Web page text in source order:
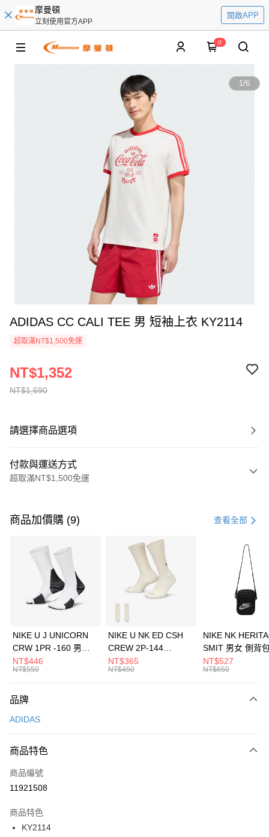
摩曼頓
立刻使用官方APP
開啟APP
0
1/6
ADIDAS CC CALI TEE 男 短袖上衣 KY2114
超取滿NT$1,500免運
NT$1,690
NT$1,352
請選擇商品選項
付款與運送方式
超取滿NT$1,500免運
信用卡一次付款
3 期 0 利率 每期 21家銀行
合作金庫商業銀行
第一商業銀行
華南商業銀行
彰化商業銀行
上海商業儲蓄銀行
元大商業銀行
台灣樂天信用卡公司
Apple Pay
全盈+PAY
AFTEE先享後付
【關於「AFTEE先享後付」】
便利好安心！
３．安心：先確認商品／服務後，再付款。
【「AFTEE先享後付」結帳流程】
１．於結帳方式選擇「AFTEE先享後付」後，將跳轉至「AFTEE先享後付」
２．訂單成立數日內，您將收到繳費通知簡訊。
３．收到繳費通知簡訊後14天內，點擊此簡訊中的連結，可透過四大超商／
ATM／網路銀行／等多元方式進行付款，方視為交易完成。
運送方式
每筆NT$100，滿NT$1,500(含以上)免運費
宅配
每筆NT$100，滿NT$1,500(含以上)免運費
付款後門市自取
每筆NT$100，滿NT$1,500(含以上)免運費
商品加價購 (9) 查看全部
NIKE U J UNICORN
CRW 1PR -160 男女
中統襪 FZ3393100
NT$446
NT$550
NIKE U NK ED CSH
CREW 2P-144
EMBRDY 男女 短統襪
FZ3073133
NT$365
NT$450
NIKE NK
SMIT 男女 側背
BA5871010
NT$527
NT$650
品牌
ADIDAS
商品特色
商品編號
11921508
商品特色
KY2114